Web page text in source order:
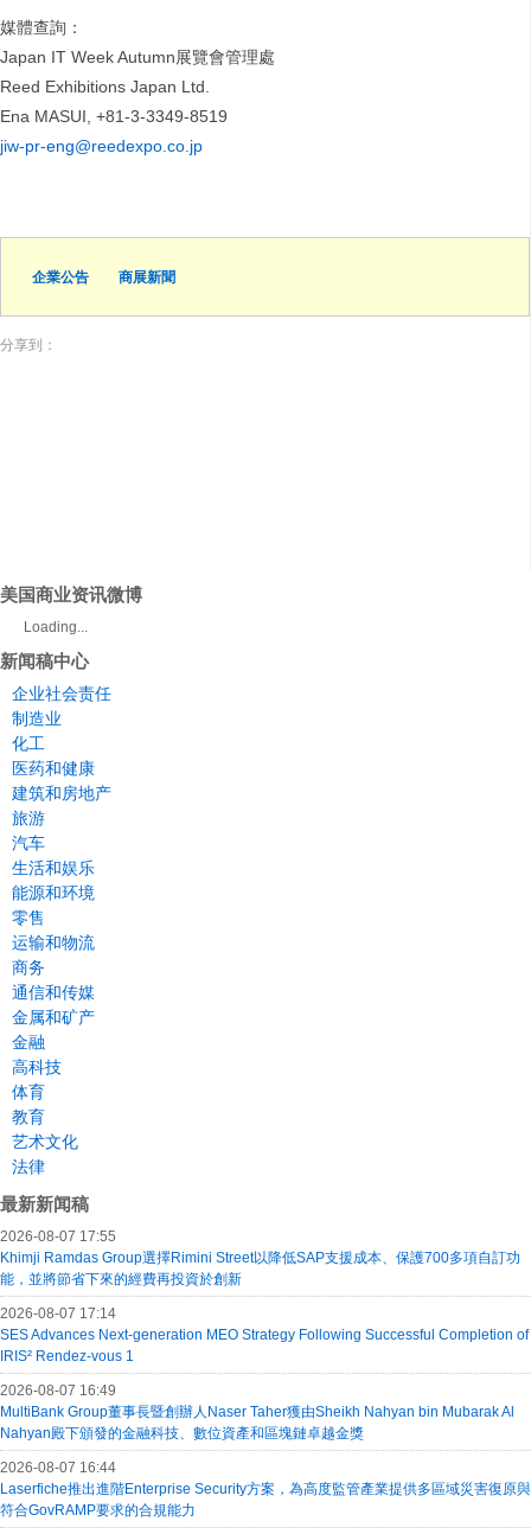
媒體查詢：
Japan IT Week Autumn展覽會管理處
Reed Exhibitions Japan Ltd.
Ena MASUI, +81-3-3349-8519
jiw-pr-eng@reedexpo.co.jp
企業公告 商展新聞
分享到：
美国商业资讯微博
Loading...
新闻稿中心
企业社会责任
制造业
化工
医药和健康
建筑和房地产
旅游
汽车
生活和娱乐
能源和环境
零售
运输和物流
商务
通信和传媒
金属和矿产
金融
高科技
体育
教育
艺术文化
法律
最新新闻稿
2026-08-07 17:55
Khimji Ramdas Group選擇Rimini Street以降低SAP支援成本、保護700多項自訂功
能，並將節省下來的經費再投資於創新
2026-08-07 17:14
SES Advances Next-generation MEO Strategy Following Successful Completion of
IRIS² Rendez-vous 1
2026-08-07 16:49
MultiBank Group董事長暨創辦人Naser Taher獲由Sheikh Nahyan bin Mubarak Al
Nahyan殿下頒發的金融科技、數位資產和區塊鏈卓越金獎
2026-08-07 16:44
Laserfiche推出進階Enterprise Security方案，為高度監管產業提供多區域災害復原與
符合GovRAMP要求的合規能力